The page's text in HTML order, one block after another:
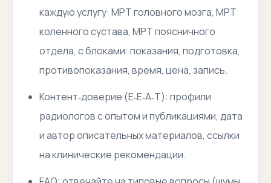
каждую услугу: МРТ головного мозга, МРТ
коленного сустава, МРТ поясничного
отдела, с блоками: показания, подготовка,
противопоказания, время, цена, запись.
Контент‑доверие (E‑E‑A‑T): профили
радиологов с опытом и публикациями, дата
и автор описательных материалов, ссылки
на клинические рекомендации.